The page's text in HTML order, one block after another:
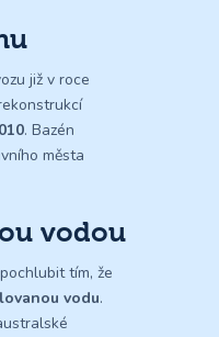
již v roce
. Bazén
města
vodou
tím, že
vodu.